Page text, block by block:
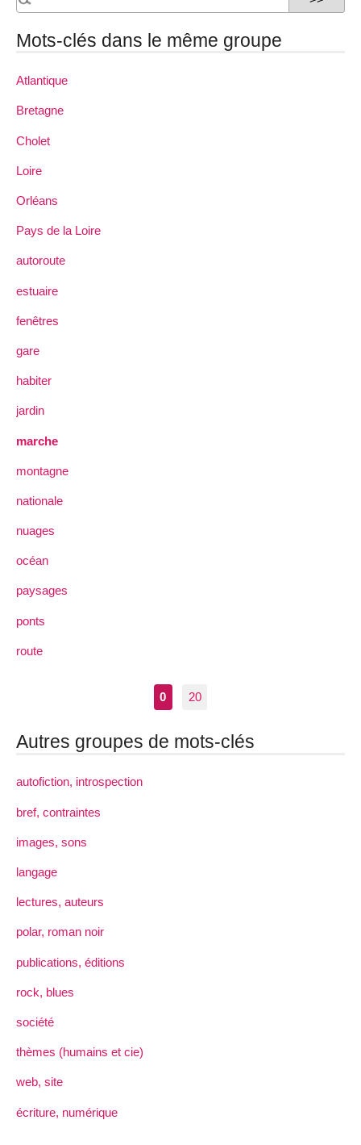
Mots-clés dans le même groupe
Atlantique
Bretagne
Cholet
Loire
Orléans
Pays de la Loire
autoroute
estuaire
fenêtres
gare
habiter
jardin
marche
montagne
nationale
nuages
océan
paysages
ponts
route
0 20
Autres groupes de mots-clés
autofiction, introspection
bref, contraintes
images, sons
langage
lectures, auteurs
polar, roman noir
publications, éditions
rock, blues
société
thèmes (humains et cie)
web, site
écriture, numérique